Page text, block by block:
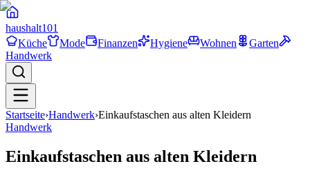
haushalt101
Küche
Mode Finanzen Hygiene Wohnen
Garten
Handwerk
Startseite›Handwerk›Einkaufstaschen aus alten Kleidern
Handwerk
Einkaufstaschen aus alten Kleidern